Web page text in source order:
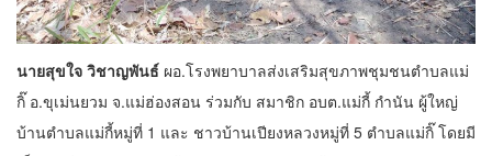
นายสุขใจ วิชาญพันธ์ ผอ.โรงพยาบาลส่งเสริมสุขภาพชุมชนตำบลแม่
กิ๊ อ.ขุเม่นยวม จ.แม่ฮ่องสอน ร่วมกับ สมาชิก อบต.แม่กี้ กำนัน ผู้ใหญ่
บ้านตำบลแม่กี้หมู่ที่ 1 และ ชาวบ้านเปียงหลวงหมู่ที่ 5 ตำบลแม่กิ๊ โดยมี